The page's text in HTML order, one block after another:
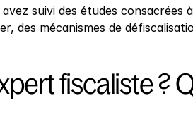
suivi des études
des mécanismes de
fiscaliste ?